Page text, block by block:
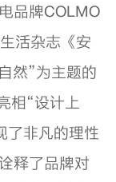
品牌COLMO
活杂志《安
然”为主题的
相“设计上
了非凡的理性
释了品牌对